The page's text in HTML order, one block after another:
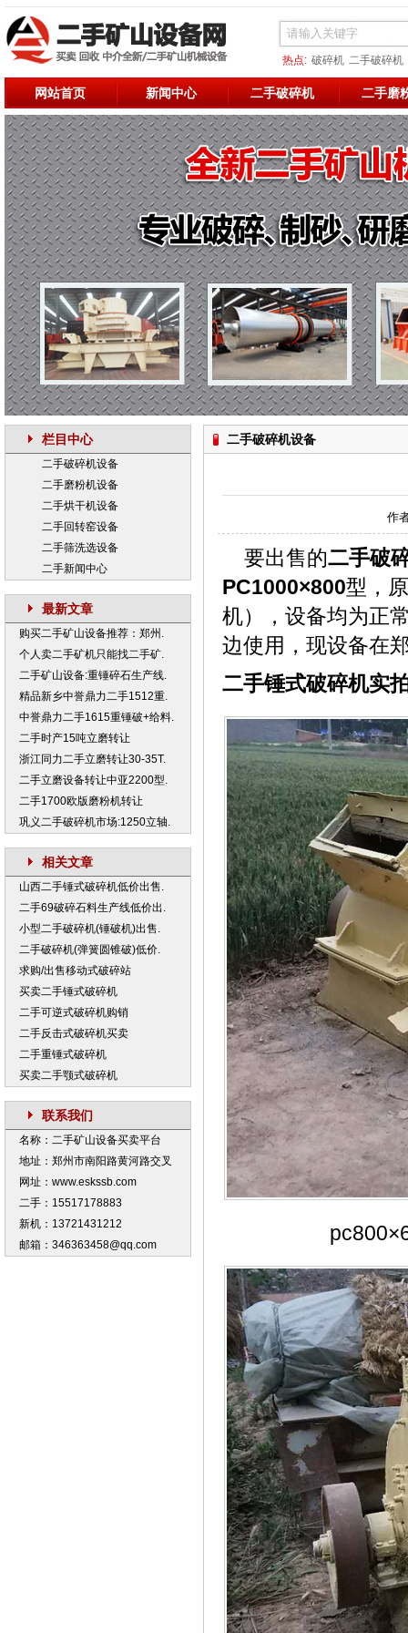
热点: 破碎机 二手破碎机
二手烘干机 二手破碎 二
网站首页 新闻中心 二手破碎机 二手磨
栏目中心
二手破碎机设备
二手磨粉机设备
二手烘干机设备
二手回转窑设备
二手筛洗选设备
二手新闻中心
最新文章
购买二手矿山设备推荐：郑州.
个人卖二手矿机只能找二手矿.
二手矿山设备:重锤碎石生产线.
精品新乡中誉鼎力二手1512重.
中誉鼎力二手1615重锤破+给料.
二手时产15吨立磨转让
浙江同力二手立磨转让30-35T.
二手立磨设备转让中亚2200型.
二手1700欧版磨粉机转让
巩义二手破碎机市场:1250立轴.
相关文章
山西二手锤式破碎机低价出售.
二手69破碎石料生产线低价出.
小型二手破碎机(锤破机)出售.
二手破碎机(弹簧圆锥破)低价.
求购/出售移动式破碎站
买卖二手锤式破碎机
二手可逆式破碎机购销
二手反击式破碎机买卖
二手重锤式破碎机
买卖二手颚式破碎机
联系我们
名称：二手矿山设备买卖平台
地址：郑州市南阳路黄河路交叉
网址：www.eskssb.com
二手：15517178883
新机：13721431212
邮箱：346363458@qq.com
二手破碎机设备
作
要出售的二手破
PC1000×800型，
机），设备均为正
边使用，现设备在
二手锤式破碎机实